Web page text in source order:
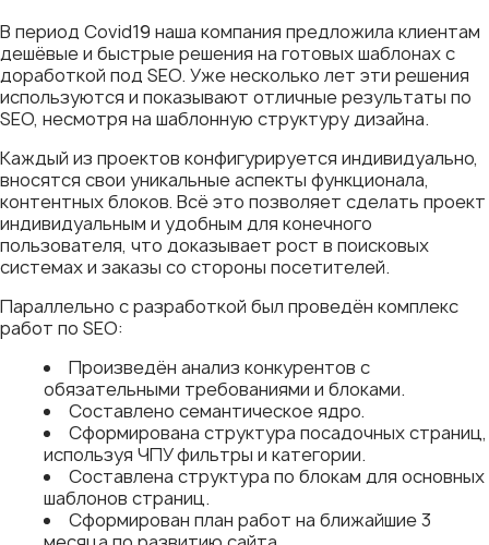
В период Covid19 наша компания предложила клиентам
дешёвые и быстрые решения на готовых шаблонах с
доработкой под SEO. Уже несколько лет эти решения
используются и показывают отличные результаты по
SEO, несмотря на шаблонную структуру дизайна.
Каждый из проектов конфигурируется индивидуально,
вносятся свои уникальные аспекты функционала,
контентных блоков. Всё это позволяет сделать проект
индивидуальным и удобным для конечного
пользователя, что доказывает рост в поисковых
системах и заказы со стороны посетителей.
Параллельно с разработкой был проведён комплекс
работ по SEO:
Произведён анализ конкурентов с
обязательными требованиями и блоками.
Составлено семантическое ядро.
Сформирована структура посадочных страниц,
используя ЧПУ фильтры и категории.
Составлена структура по блокам для основных
шаблонов страниц.
Сформирован план работ на ближайшие 3